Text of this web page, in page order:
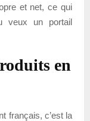
et net, ce qui
veux un portail
en
français, c’est la